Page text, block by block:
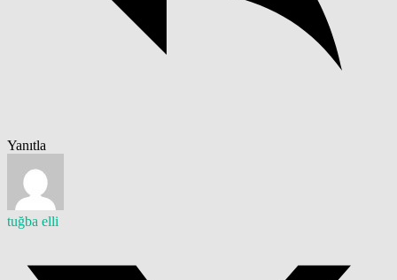
Yanıtla
tuğba elli